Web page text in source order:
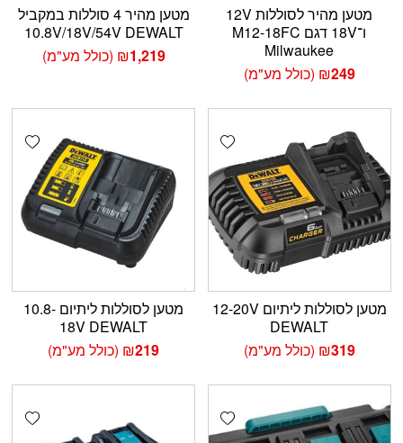
מטען מהיר לסוללות 12V
ו־18V דגם M12-18FC
Milwaukee
₪249 (כולל מע"מ)
מטען מהיר 4 סוללות במקביל
10.8V/18V/54V DEWALT
₪1,219 (כולל מע"מ)
Add wishlist
מטען לסוללות ליתיום 12-20V
DEWALT
₪319 (כולל מע"מ)
מטען לסוללות ליתיום 10.8-
18V DEWALT
₪219 (כולל מע"מ)
Add wishlist